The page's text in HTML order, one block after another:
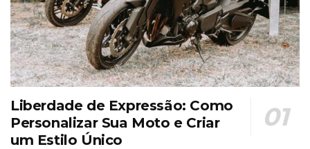
Liberdade de Expressão: Como
Personalizar Sua Moto e Criar
um Estilo Único